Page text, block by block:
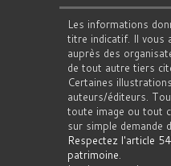
Les informations
titre indicatif. Il vous
auprès des
de tout autre tiers
Certaines
auteurs/éditeurs.
toute image ou tout
sur simple demande
Respectez l'article
patrimoine.